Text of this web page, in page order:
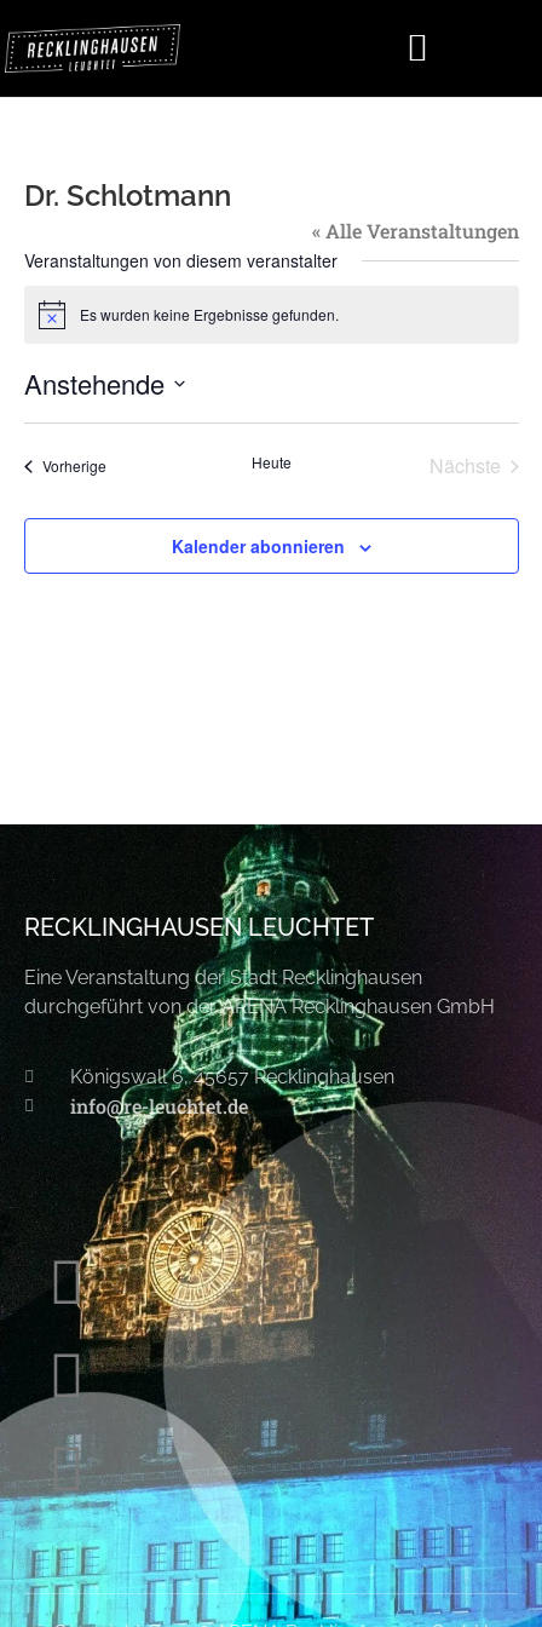
Dr. Schlotmann
« Alle Veranstaltungen
Veranstaltungen von diesem veranstalter
HinweisEs wurden keine Ergebnisse gefunden.
Anstehende
wählen.
VorherigeVeranstaltungen Heute Nächste
Kalender abonnieren
RECKLINGHAUSEN LEUCHTET
Eine Veranstaltung der Stadt Recklinghausen
durchgeführt von der ARENA Recklinghausen GmbH
Königswall 6, 45657 Recklinghausen
info@re-leuchtet.de